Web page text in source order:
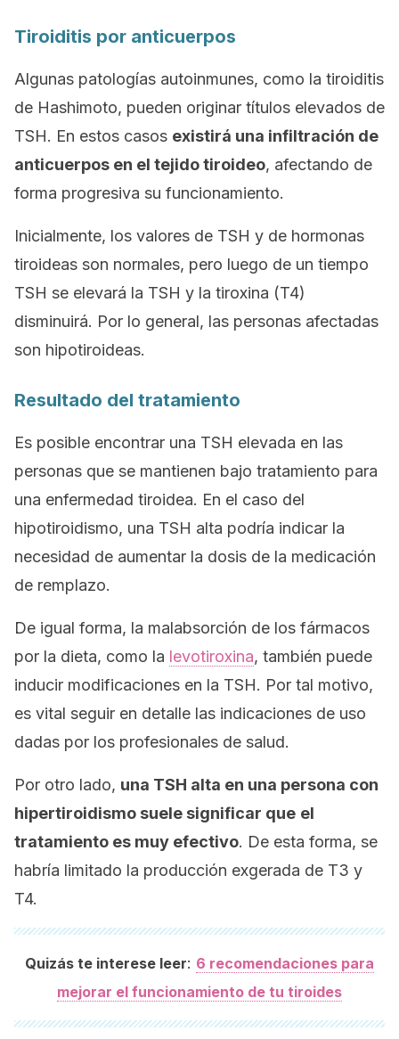
Tiroiditis por anticuerpos
Algunas patologías autoinmunes, como la tiroiditis
de Hashimoto, pueden originar títulos elevados de
TSH. En estos casos existirá una infiltración de
anticuerpos en el tejido tiroideo, afectando de
forma progresiva su funcionamiento.
Inicialmente, los valores de TSH y de hormonas
tiroideas son normales, pero luego de un tiempo
TSH se elevará la TSH y la tiroxina (T4)
disminuirá. Por lo general, las personas afectadas
son hipotiroideas.
Resultado del tratamiento
Es posible encontrar una TSH elevada en las
personas que se mantienen bajo tratamiento para
una enfermedad tiroidea. En el caso del
hipotiroidismo, una TSH alta podría indicar la
necesidad de aumentar la dosis de la medicación
de remplazo.
De igual forma, la malabsorción de los fármacos
por la dieta, como la levotiroxina, también puede
inducir modificaciones en la TSH. Por tal motivo,
es vital seguir en detalle las indicaciones de uso
dadas por los profesionales de salud.
Por otro lado, una TSH alta en una persona con
hipertiroidismo suele significar que el
tratamiento es muy efectivo. De esta forma, se
habría limitado la producción exgerada de T3 y
T4.
Quizás te interese leer: 6 recomendaciones para
mejorar el funcionamiento de tu tiroides